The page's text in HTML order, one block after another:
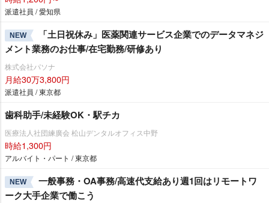
派遣社員 / 愛知県
NEW
「土日祝休み」医薬関連サービス企業でのデータマネジ
メント業務のお仕事/在宅勤務/研修あり
株式会社パソナ
月給30万3,800円
派遣社員 / 東京都
歯科助手/未経験OK・駅チカ
医療法人社団練廣会 松山デンタルオフィス中野
時給1,300円
アルバイト・パート / 東京都
NEW
一般事務・OA事務/高速代支給あり週1回はリモートワ
ーク大手企業で働こう